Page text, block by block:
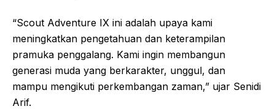
“Scout Adventure IX ini adalah upaya kami
meningkatkan pengetahuan dan keterampilan
pramuka penggalang. Kami ingin membangun
generasi muda yang berkarakter, unggul, dan
mampu mengikuti perkembangan zaman,” ujar Senidi
Arif.